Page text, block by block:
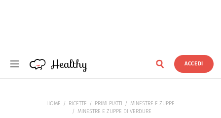
Healthy
Healthy ACCEDI
HOME RICETTE PRIMI PIATTI
MINESTRE E ZUPPE
MINESTRE E ZUPPE DI VERDURE